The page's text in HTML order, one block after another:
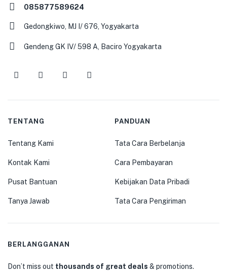
085877589624
Gedongkiwo, MJ I/ 676, Yogyakarta
Gendeng GK IV/ 598 A, Baciro Yogyakarta
TENTANG
Tentang Kami
Kontak Kami
Pusat Bantuan
Tanya Jawab
PANDUAN
Tata Cara Berbelanja
Cara Pembayaran
Kebijakan Data Pribadi
Tata Cara Pengiriman
BERLANGGANAN
Don’t miss out thousands of great deals & promotions.